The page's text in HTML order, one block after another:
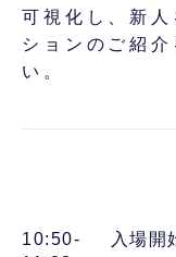
可視化し、新
ションのご紹
い。
10:50-
入場開